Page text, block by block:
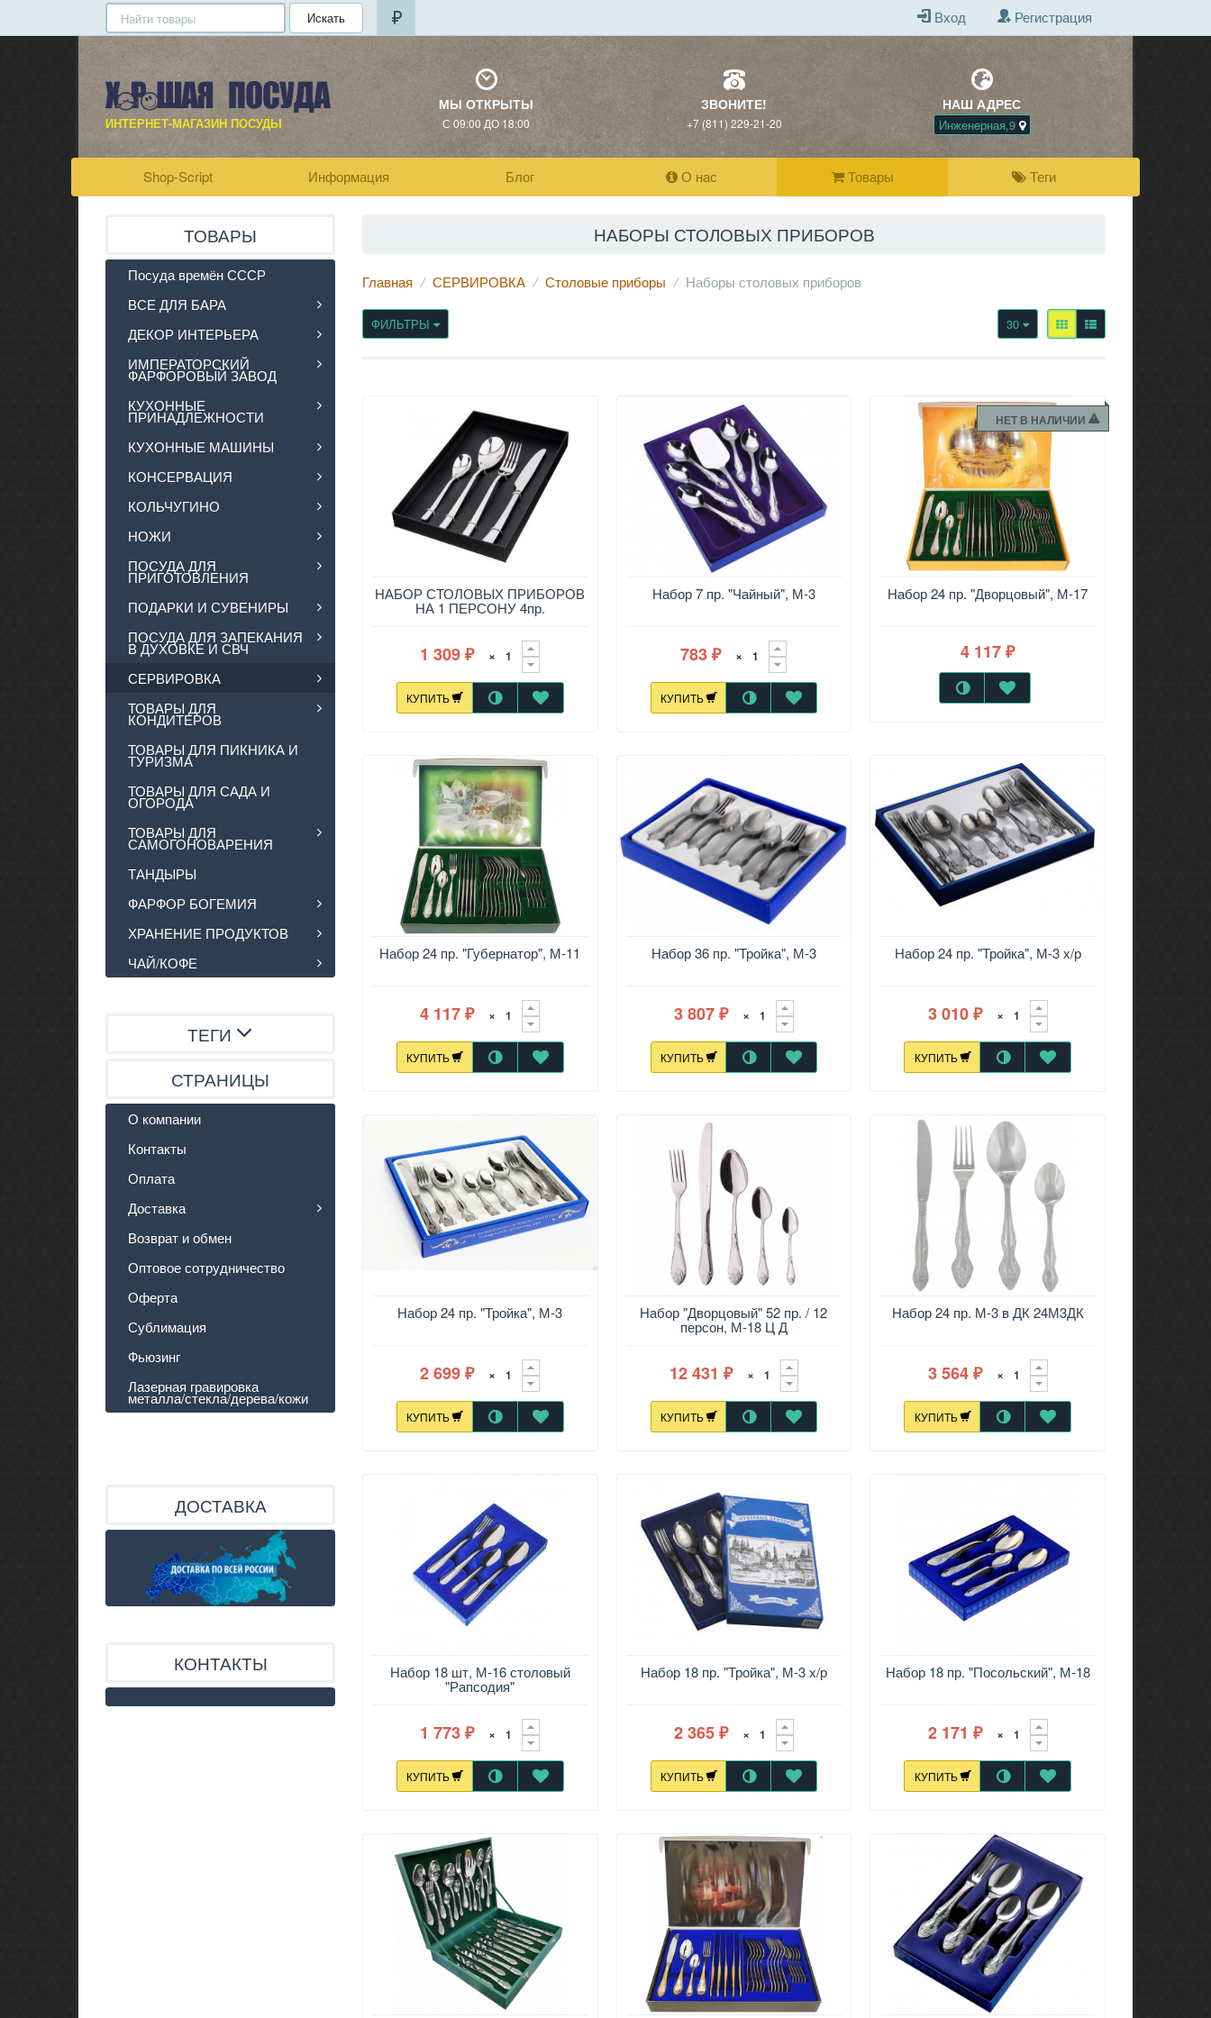
Искать Вход Регистрация
ИНТЕРНЕТ-МАГАЗИН ПОСУДЫ
МЫ ОТКРЫТЫ
С 09:00 ДО 18:00
ЗВОНИТЕ!
+7 (811) 229-21-20
НАШ АДРЕС
Инженерная,9
Shop-Script Информация Блог О нас Товары Теги
НАБОРЫ СТОЛОВЫХ ПРИБОРОВ
Главная СЕРВИРОВКА Столовые приборы Наборы столовых приборов
ФИЛЬТРЫ 30
НАБОР СТОЛОВЫХ ПРИБОРОВ
НА 1 ПЕРСОНУ 4пр.
1 309₽ ×
КУПИТЬ
Набор 7 пр. "Чайный", М-3
783₽ ×
КУПИТЬ
НЕТ В НАЛИЧИИ
Набор 24 пр. "Дворцовый", М-17
4 117 ₽
Набор 24 пр. "Губернатор", М-11
4 117₽ ×
КУПИТЬ
Набор 36 пр. "Тройка", М-3
3 807 ₽ ×
КУПИТЬ
Набор 24 пр. "Тройка", М-3 х/р
3 010 ₽ ×
КУПИТЬ
Набор 24 пр. "Тройка", М-3
2 699₽ ×
КУПИТЬ
Набор "Дворцовый" 52 пр. / 12
персон, М-18 Ц Д
12 431 ₽ ×
КУПИТЬ
Набор 24 пр. М-3 в ДК 24М3ДК
3 564 ₽ ×
КУПИТЬ
Набор 18 шт, М-16 столовый
"Рапсодия"
1 773₽ ×
КУПИТЬ
Набор 18 пр. "Тройка", М-3 х/р
2 365 ₽ ×
КУПИТЬ
Набор 18 пр. "Посольский", М-18
2 171 ₽ ×
КУПИТЬ
ТОВАРЫ
Посуда времён СССР
ВСЕ ДЛЯ БАРА
ДЕКОР ИНТЕРЬЕРА
ИМПЕРАТОРСКИЙ
ФАРФОРОВЫЙ ЗАВОД
КУХОННЫЕ
ПРИНАДЛЕЖНОСТИ
КУХОННЫЕ МАШИНЫ
КОНСЕРВАЦИЯ
КОЛЬЧУГИНО
НОЖИ
ПОСУДА ДЛЯ
ПРИГОТОВЛЕНИЯ
ПОДАРКИ И СУВЕНИРЫ
ПОСУДА ДЛЯ ЗАПЕКАНИЯ
В ДУХОВКЕ И СВЧ
СЕРВИРОВКА
ТОВАРЫ ДЛЯ
КОНДИТЕРОВ
ТОВАРЫ ДЛЯ ПИКНИКА И
ТУРИЗМА
ТОВАРЫ ДЛЯ САДА И
ОГОРОДА
ТОВАРЫ ДЛЯ
САМОГОНОВАРЕНИЯ
ТАНДЫРЫ
ФАРФОР БОГЕМИЯ
ХРАНЕНИЕ ПРОДУКТОВ
ЧАЙ/КОФЕ
ТЕГИ
СТРАНИЦЫ
О компании
Контакты
Оплата
Доставка
Возврат и обмен
Оптовое сотрудничество
Оферта
Сублимация
Фьюзинг
Лазерная гравировка
металла/стекла/дерева/кожи
ДОСТАВКА
КОНТАКТЫ